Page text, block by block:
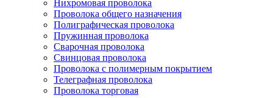
Нихромовая проволока
Проволока общего назначения
Полиграфическая проволока
Пружинная проволока
Сварочная проволока
Свинцовая проволока
Проволока с полимерным покрытием
Телеграфная проволока
Проволока торговая